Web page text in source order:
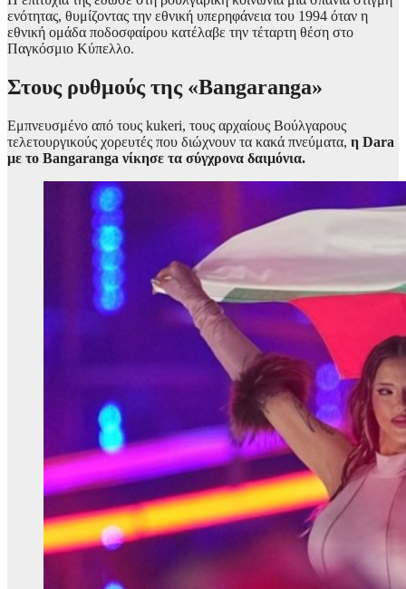
ενότητας, θυμίζοντας την εθνική υπερηφάνεια του 1994 όταν η
εθνική ομάδα ποδοσφαίρου κατέλαβε την τέταρτη θέση στο
Παγκόσμιο Κύπελλο.
Στους ρυθμούς της «Bangaranga»
Εμπνευσμένο από τους kukeri, τους αρχαίους Βούλγαρους
τελετουργικούς χορευτές που διώχνουν τα κακά πνεύματα, η Dara
με το Bangaranga νίκησε τα σύγχρονα δαιμόνια.